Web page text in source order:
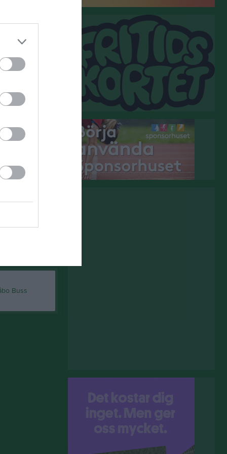
Hemsida
Mail
FB och Instagram
Postbox
Lagledare